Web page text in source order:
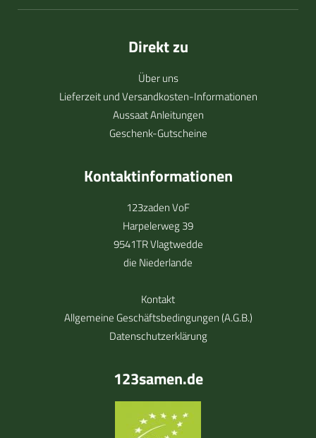
Direkt zu
Über uns
Lieferzeit und Versandkosten-Informationen
Aussaat Anleitungen
Geschenk-Gutscheine
Kontaktinformationen
123zaden VoF
Harpelerweg 39
9541TR Vlagtwedde
die Niederlande
Kontakt
Allgemeine Geschäftsbedingungen (A.G.B.)
Datenschutzerklärung
123samen.de